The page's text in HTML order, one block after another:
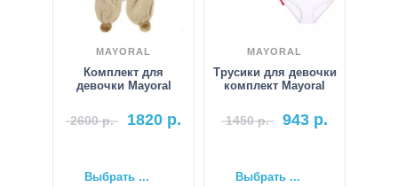
MAYORAL
Комплект для
девочки Mayoral
2600р. 1820 р.
Выбрать ...
MAYORAL
Трусики для девочки
комплект Mayoral
1450р. 943 р.
Выбрать ...